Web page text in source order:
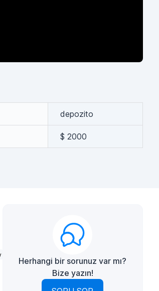
depozito
$ 2000
Herhangi bir sorunuz var mı?
Bize yazın!